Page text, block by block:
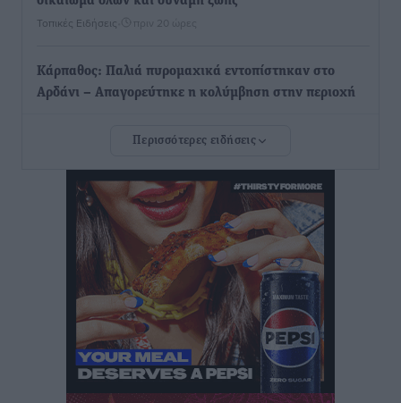
Τοπικές Ειδήσεις πριν 20 ώρες
Κάρπαθος: Παλιά πυρομαχικά εντοπίστηκαν στο
Αρδάνι – Απαγορεύτηκε η κολύμβηση στην περιοχή
εφησυχασμού» – Σε πλήρη ετοιμότητα ο μηχανισμός
• πριν 21 ώρες
Καιρός: Επιμένουν οι υψηλές θερμοκρασίες – Ισχυρά
μελτέμια έως 9 μποφόρ, σε «Red Code» 6 περιοχές
Τοπικές Ειδήσεις• πριν 21 ώρες
Τα φοιτητικά ενοίκια «τινάζουν στον αέρα» τους
οικογενειακούς προϋπολογισμούς
Ειδήσεις• πριν 22 ώρες
Περισσότερες ειδήσεις